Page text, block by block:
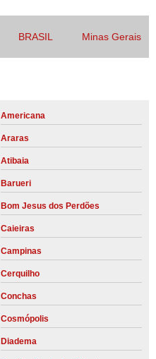
BRASIL Minas Gerais
Americana
Araras
Atibaia
Barueri
Bom Jesus dos Perdões
Caieiras
Campinas
Cerquilho
Conchas
Cosmópolis
Diadema